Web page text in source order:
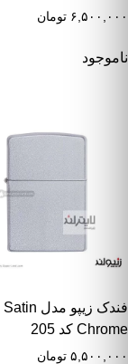
۶,۵۰۰,۰۰۰ تومان
ناموجود
فندک زیپو مدل Satin
Chrome کد 205
۵,۵۰۰,۰۰۰ تومان